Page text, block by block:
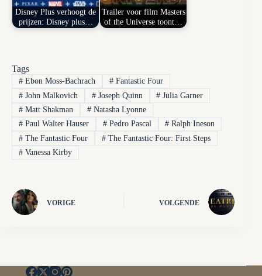
Disney Plus verhoogt de
prijzen: Disney plus…
Trailer voor film Masters
of the Universe toont…
Tags
#Ebon Moss-Bachrach #Fantastic Four
#John Malkovich #Joseph Quinn # Julia Garner
#Matt Shakman #Natasha Lyonne
#Paul Walter Hauser #Pedro Pascal # Ralph Ineson
#The Fantastic Four #The Fantastic Four: First Steps
#Vanessa Kirby
VORIGE VOLGENDE